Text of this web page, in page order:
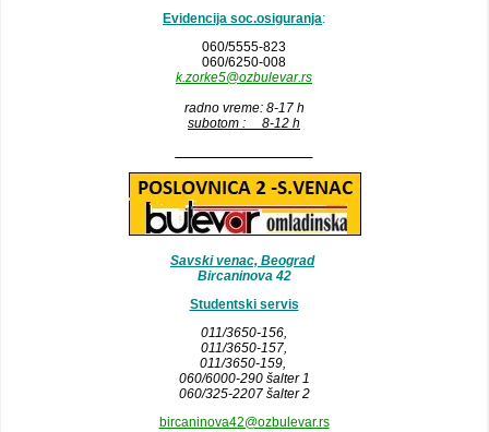
Evidencija soc.osiguranja:
060/5555-823
060/6250-008
k.zorke5@ozbulevar.rs
radno vreme: 8-17 h
subotom : 8-12 h
Savski venac, Beograd
Bircaninova 42
Studentski servis
011/3650-156,
011/3650-157,
011/3650-159,
060/6000-290 šalter 1
060/325-2207 šalter 2
bircaninova42@ozbulevar.rs